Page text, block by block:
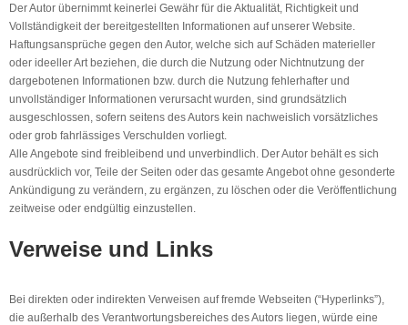
Der Autor übernimmt keinerlei Gewähr für die Aktualität, Richtigkeit und
Vollständigkeit der bereitgestellten Informationen auf unserer Website.
Haftungsansprüche gegen den Autor, welche sich auf Schäden materieller
oder ideeller Art beziehen, die durch die Nutzung oder Nichtnutzung der
dargebotenen Informationen bzw. durch die Nutzung fehlerhafter und
unvollständiger Informationen verursacht wurden, sind grundsätzlich
ausgeschlossen, sofern seitens des Autors kein nachweislich vorsätzliches
oder grob fahrlässiges Verschulden vorliegt.
Alle Angebote sind freibleibend und unverbindlich. Der Autor behält es sich
ausdrücklich vor, Teile der Seiten oder das gesamte Angebot ohne gesonderte
Ankündigung zu verändern, zu ergänzen, zu löschen oder die Veröffentlichung
zeitweise oder endgültig einzustellen.
Verweise und Links
Bei direkten oder indirekten Verweisen auf fremde Webseiten (“Hyperlinks”),
die außerhalb des Verantwortungsbereiches des Autors liegen, würde eine